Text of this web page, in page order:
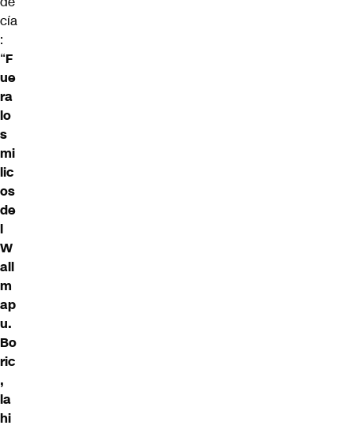
cía
:
“F
ue
ra
lo
s
mi
lic
os
de
l
W
all
m
ap
u.
Bo
ric
,
la
hi